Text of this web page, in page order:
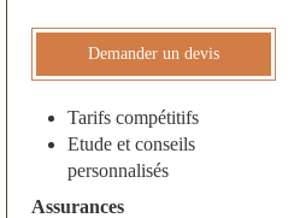
Demander un devis
Tarifs compétitifs
Etude et conseils
personnalisés
Assurances